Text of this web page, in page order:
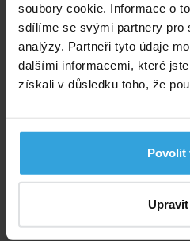
soubory cookie. Informace o
sdílíme se svými partnery pro
analýzy. Partneři tyto údaje
dalšími informacemi, které
získali v důsledku toho, že
Povolit
Upravit
Skladem
130,-